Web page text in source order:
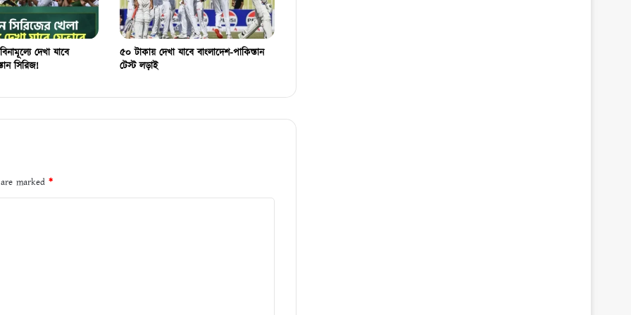
দেখা যাবে
সিরিজ!
৫০ টাকায় দেখা যাবে বাংলাদেশ-পাকিস্তান
টেস্ট লড়াই
marked *